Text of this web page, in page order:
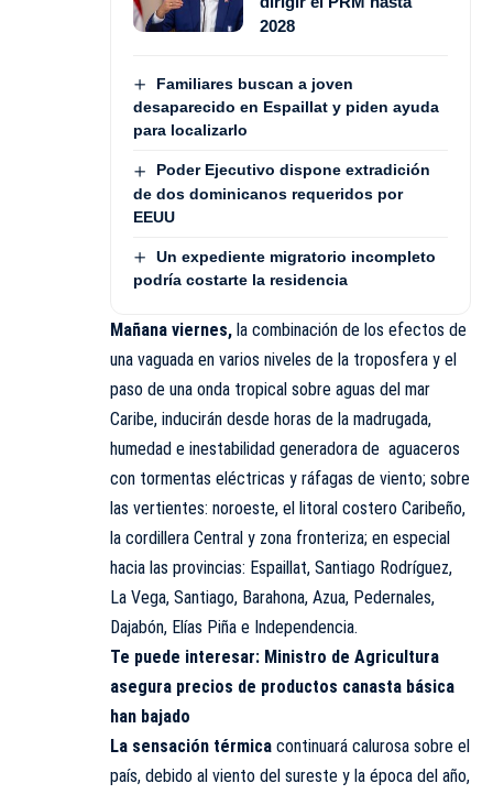
2028
Familiares buscan a joven
desaparecido en Espaillat y piden ayuda
para localizarlo
Poder Ejecutivo dispone extradición
de dos dominicanos requeridos por
EEUU
Un expediente migratorio incompleto
podría costarte la residencia
Mañana viernes, la combinación de los efectos de
una vaguada en varios niveles de la troposfera y el
paso de una onda tropical sobre aguas del mar
Caribe, inducirán desde horas de la madrugada,
humedad e inestabilidad generadora de aguaceros
con tormentas eléctricas y ráfagas de viento; sobre
las vertientes: noroeste, el litoral costero Caribeño,
la cordillera Central y zona fronteriza; en especial
hacia las provincias: Espaillat, Santiago Rodríguez,
La Vega, Santiago, Barahona, Azua, Pedernales,
Dajabón, Elías Piña e Independencia.
Te puede interesar: Ministro de Agricultura
asegura precios de productos canasta básica
han bajado
La sensación térmica continuará calurosa sobre el
país, debido al viento del sureste y la época del año,